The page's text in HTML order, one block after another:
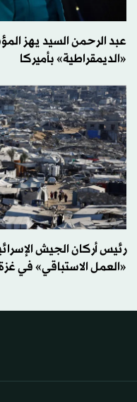
عبد الرحمن السيد يهز
«الديمقراطية» بأميركا
رئيس أركان الجيش
«العمل الاستباقي» في